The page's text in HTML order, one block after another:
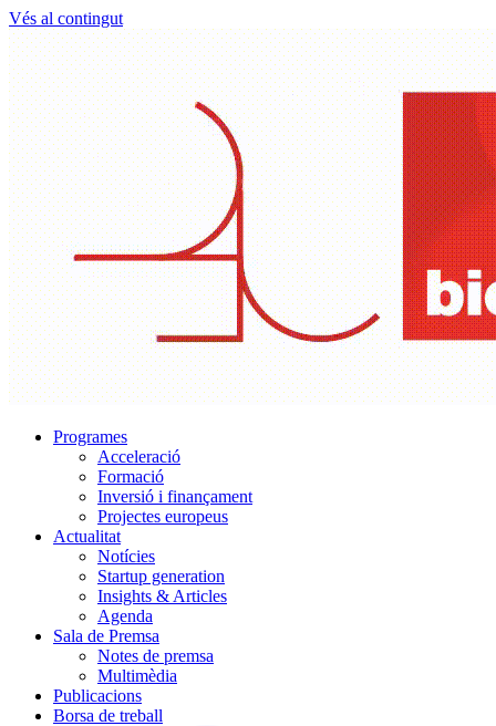
Vés al contingut
Programes
Acceleració
Formació
Inversió i finançament
Projectes europeus
Actualitat
Notícies
Startup generation
Insights & Articles
Agenda
Sala de Premsa
Notes de premsa
Multimèdia
Publicacions
Borsa de treball